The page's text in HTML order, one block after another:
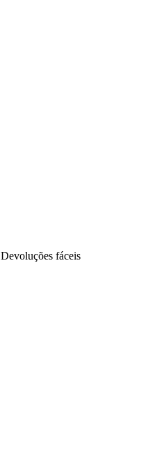
Devoluções fáceis